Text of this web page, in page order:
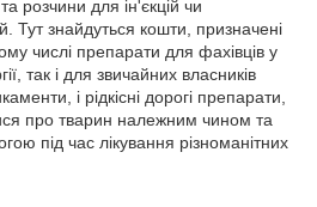
розчини для ін'єкцій чи
Тут знайдуться кошти, призначені
числі препарати для фахівців у
так і для звичайних власників
і рідкісні дорогі препарати,
про тварин належним чином та
під час лікування різноманітних